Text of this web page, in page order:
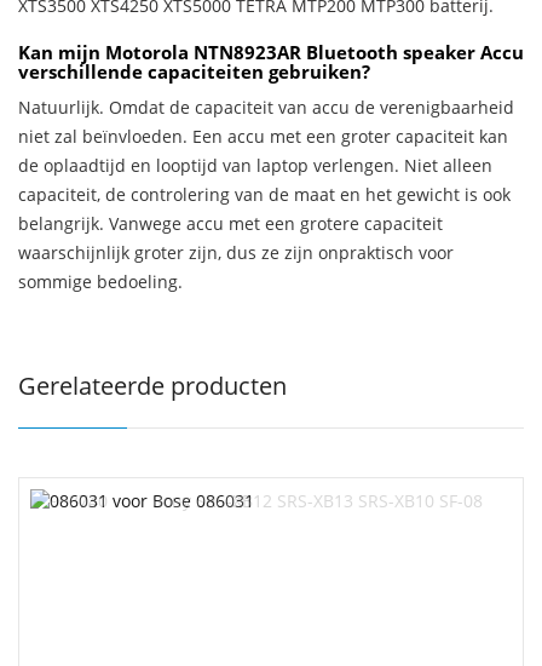
XTS3500 XTS4250 XTS5000 TETRA MTP200 MTP300 batterij.
Kan mijn Motorola NTN8923AR Bluetooth speaker Accu
verschillende capaciteiten gebruiken?
Natuurlijk. Omdat de capaciteit van accu de verenigbaarheid
niet zal beïnvloeden. Een accu met een groter capaciteit kan
de oplaadtijd en looptijd van laptop verlengen. Niet alleen
capaciteit, de controlering van de maat en het gewicht is ook
belangrijk. Vanwege accu met een grotere capaciteit
waarschijnlijk groter zijn, dus ze zijn onpraktisch voor
sommige bedoeling.
Gerelateerde producten